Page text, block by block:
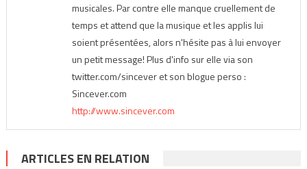
musicales. Par contre elle manque cruellement de
temps et attend que la musique et les applis lui
soient présentées, alors n'hésite pas à lui envoyer
un petit message! Plus d'info sur elle via son
twitter.com/sincever et son blogue perso :
Sincever.com
http://www.sincever.com
ARTICLES EN RELATION